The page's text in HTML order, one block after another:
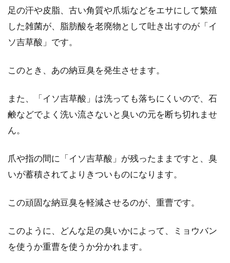
足の汗や皮脂、古い角質や爪垢などをエサにして繁殖
した雑菌が、脂肪酸を老廃物として吐き出すのが「イ
ソ吉草酸」です。
このとき、あの納豆臭を発生させます。
また、「イソ吉草酸」は洗っても落ちにくいので、石
鹸などでよく洗い流さないと臭いの元を断ち切れませ
ん。
爪や指の間に「イソ吉草酸」が残ったままですと、臭
いが蓄積されてよりきついものになります。
この頑固な納豆臭を軽減させるのが、重曹です。
このように、どんな足の臭いかによって、ミョウバン
を使うか重曹を使うか分かれます。